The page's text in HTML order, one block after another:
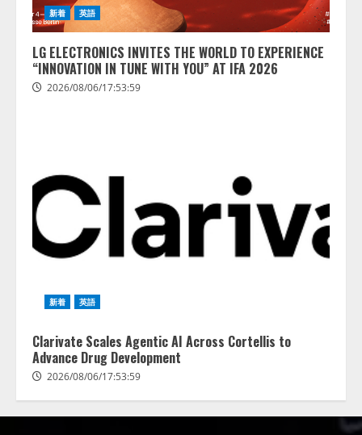
新着 英語
LG ELECTRONICS INVITES THE WORLD TO EXPERIENCE
“INNOVATION IN TUNE WITH YOU” AT IFA 2026
2026/08/06/17:53:59
新着 英語
Clarivate Scales Agentic AI Across Cortellis to
Advance Drug Development
2026/08/06/17:53:59